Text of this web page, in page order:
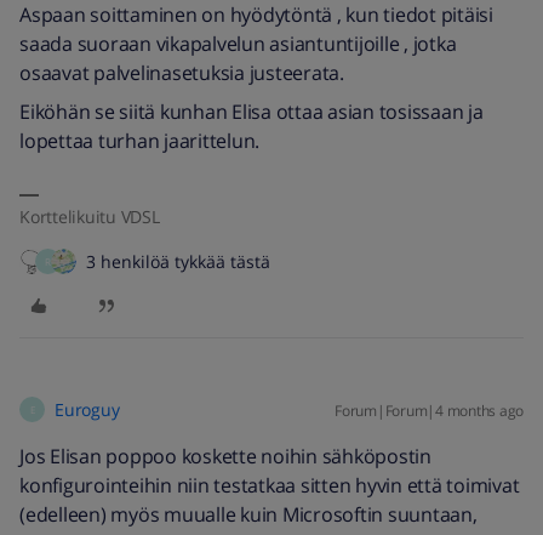
Aspaan soittaminen on hyödytöntä , kun tiedot pitäisi
saada suoraan vikapalvelun asiantuntijoille , jotka
osaavat palvelinasetuksia justeerata.
Eiköhän se siitä kunhan Elisa ottaa asian tosissaan ja
lopettaa turhan jaarittelun.
Korttelikuitu VDSL
R 3 henkilöä tykkää tästä
Euroguy Forum|Forum|4 months ago
Jos Elisan poppoo koskette noihin sähköpostin
konfigurointeihin niin testatkaa sitten hyvin että toimivat
(edelleen) myös muualle kuin Microsoftin suuntaan,